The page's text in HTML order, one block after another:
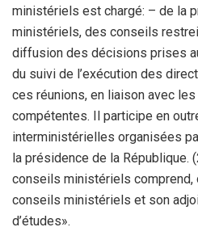
ministériels est chargé: – de la
ministériels, des conseils
diffusion des décisions prises
du suivi de l’exécution des
ces réunions, en liaison avec
compétentes. Il participe en
interministérielles organisées
la présidence de la République.
conseils ministériels comprend,
conseils ministériels et son
d’études».